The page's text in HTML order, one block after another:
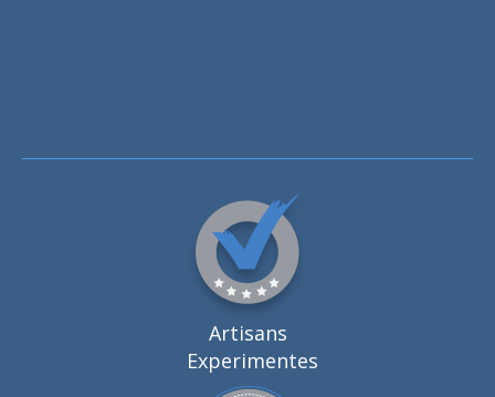
Artisans
Experimentes